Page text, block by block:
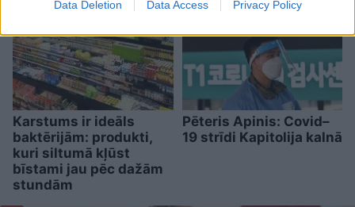
Data Deletion Data Access Privacy Policy
Karstums ir ideāls
baktērijām: produkti,
kuri siltumā kļūst
bīstami jau pēc dažām
stundām
Pēteris Apinis: Covid–
19 strīdi Kapitolija kalnā